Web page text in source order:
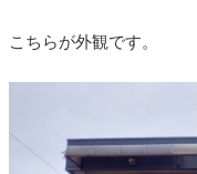
こちらが外観です。